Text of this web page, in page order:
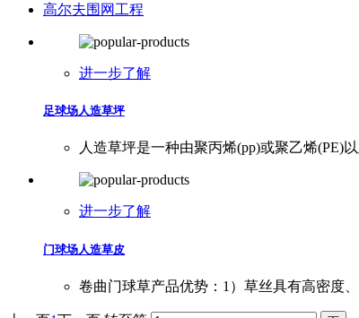
高尔夫围网工程
进一步了解
足球场人造草坪
人造草坪是一种由聚丙烯(pp)或聚乙烯(PE)
进一步了解
门球场人造草皮
卷曲门球草产品优势：1）草丝具有高密度